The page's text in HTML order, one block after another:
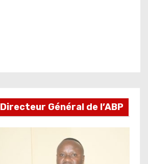
Directeur Général de l’ABP